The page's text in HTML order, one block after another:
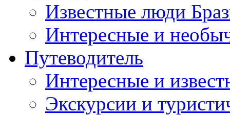
Известные люди
Интересные и
Путеводитель
Интересные и
Экскурсии и